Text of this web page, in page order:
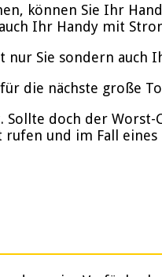
können Sie Ihr
Ihr Handy mit
Sie sondern auch
die nächste große
doch der
und im Fall